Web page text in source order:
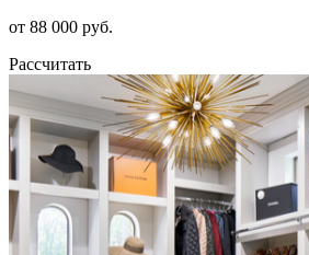
от 88 000 руб.
Рассчитать